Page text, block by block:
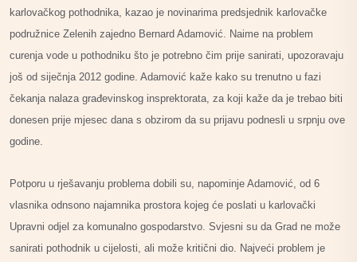
karlovačkog pothodnika, kazao je novinarima predsjednik karlovačke
podružnice Zelenih zajedno Bernard Adamović. Naime na problem
curenja vode u pothodniku što je potrebno čim prije sanirati, upozoravaju
još od siječnja 2012 godine. Adamović kaže kako su trenutno u fazi
čekanja nalaza građevinskog insprektorata, za koji kaže da je trebao biti
donesen prije mjesec dana s obzirom da su prijavu podnesli u srpnju ove
godine.
Potporu u rješavanju problema dobili su, napominje Adamović, od 6
vlasnika odnsono najamnika prostora kojeg će poslati u karlovački
Upravni odjel za komunalno gospodarstvo. Svjesni su da Grad ne može
sanirati pothodnik u cijelosti, ali može kritični dio. Najveći problem je